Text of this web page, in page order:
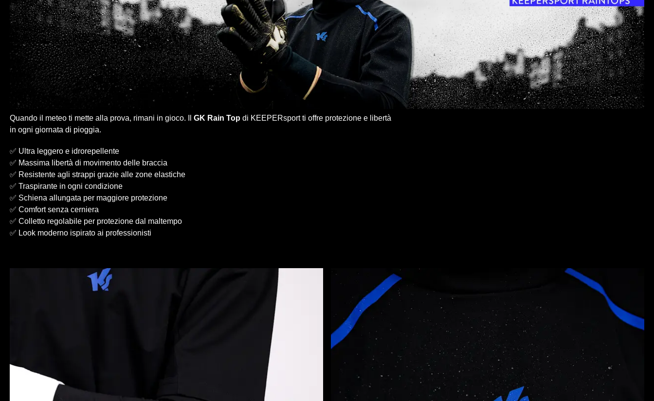
Quando il meteo ti mette alla prova, rimani in gioco. Il GK Rain Top di KEEPERsport ti offre protezione e libertà
in ogni giornata di pioggia.
✅ Ultra leggero e idrorepellente
✅ Massima libertà di movimento delle braccia
✅ Resistente agli strappi grazie alle zone elastiche
✅ Traspirante in ogni condizione
✅ Schiena allungata per maggiore protezione
✅ Comfort senza cerniera
✅ Colletto regolabile per protezione dal maltempo
✅ Look moderno ispirato ai professionisti